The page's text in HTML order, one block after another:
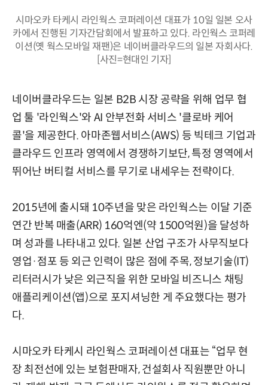
시마오카 타케시 라인웍스 코퍼레이션 대표가 10일 일본 오사
카에서 진행된 기자간담회에서 발표하고 있다. 라인웍스 코퍼레
이션(옛 웍스모바일 재팬)은 네이버클라우드의 일본 자회사다.
[사진=현대인 기자]
네이버클라우드는 일본 B2B 시장 공략을 위해 업무 협
업 툴 '라인웍스'와 AI 안부전화 서비스 '클로바 케어
콜'을 제공한다. 아마존웹서비스(AWS) 등 빅테크 기업과
클라우드 인프라 영역에서 경쟁하기보단, 특정 영역에서
뛰어난 버티컬 서비스를 무기로 내세우는 전략이다.
2015년에 출시돼 10주년을 맞은 라인웍스는 이달 기준
연간 반복 매출(ARR) 160억엔(약 1500억원)을 달성하
며 성과를 나타내고 있다. 일본 산업 구조가 사무직보다
영업·점포 등 외근 인력이 많은 점에 주목, 정보기술(IT)
리터러시가 낮은 외근직을 위한 모바일 비즈니스 채팅
애플리케이션(앱)으로 포지셔닝한 게 주요했다는 평가
다.
시마오카 타케시 라인웍스 코퍼레이션 대표는 “업무 현
장 최전선에 있는 보험판매자, 건설회사 직원뿐만 아니